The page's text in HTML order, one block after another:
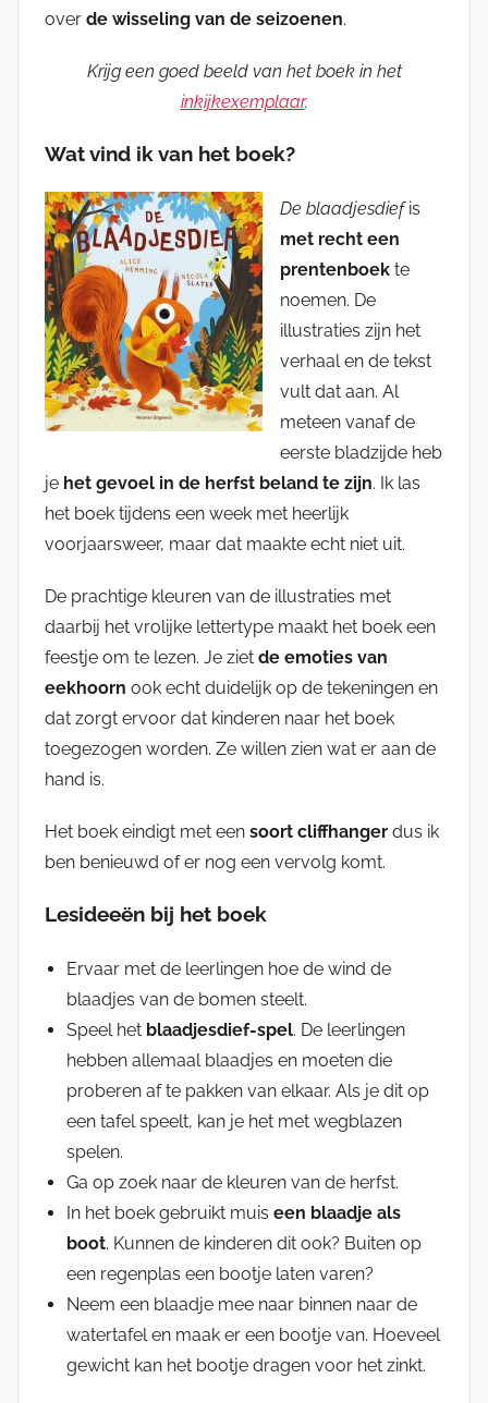
over de wisseling van de seizoenen.
Krijg een goed beeld van het boek in het
inkijkexemplaar.
Wat vind ik van het boek?
De blaadjesdiefis
met recht een
prentenboek te
noemen. De
illustraties zijn het
verhaal en de tekst
vult dat aan. Al
meteen vanaf de
eerste bladzijde heb
je het gevoel in de herfst beland te zijn. Ik las
het boek tijdens een week met heerlijk
voorjaarsweer, maar dat maakte echt niet uit.
De prachtige kleuren van de illustraties met
daarbij het vrolijke lettertype maakt het boek een
feestje om te lezen. Je ziet de emoties van
eekhoorn ook echt duidelijk op de tekeningen en
dat zorgt ervoor dat kinderen naar het boek
toegezogen worden. Ze willen zien wat er aan de
hand is.
Het boek eindigt met een soort cliffhanger dus ik
ben benieuwd of er nog een vervolg komt.
Lesideeën bij het boek
Ervaar met de leerlingen hoe de wind de
blaadjes van de bomen steelt.
Speel het blaadjesdief-spel. De leerlingen
hebben allemaal blaadjes en moeten die
proberen af te pakken van elkaar. Als je dit op
een tafel speelt, kan je het met wegblazen
spelen.
Ga op zoek naar de kleuren van de herfst.
In het boek gebruikt muis een blaadje als
boot. Kunnen de kinderen dit ook? Buiten op
een regenplas een bootje laten varen?
Neem een blaadje mee naar binnen naar de
watertafel en maak er een bootje van. Hoeveel
gewicht kan het bootje dragen voor het zinkt.